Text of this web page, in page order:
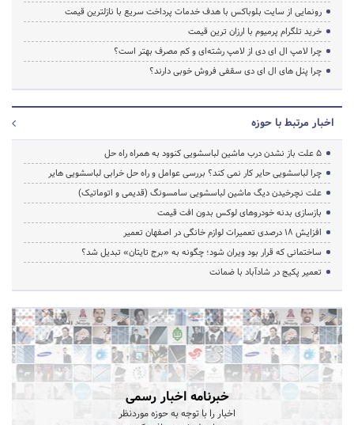
رونمایی از سایت بلوباکس با هدف خدمات پرداخت سریع با نازلترین قیمت
خرید تلگرام پرمیوم با ارزان ترین قیمت
چرا لامپ ال ای دی از لامپ رشته‌ای و کم مصرف بهتر است؟
چرا پنل های ال ای دی سقفی فروش خوبی دارند؟
اخبار مرتبط با حوزه
5 علت باز نشدن درب ماشین لباسشویی کنوود به همراه راه حل
چرا لباسشویی حایر کار نمی کند؟ بررسی عوامل و راه حل خرابی لباسشویی هایر
علت نچرخیدن دیگ ماشین لباسشویی سامسونگ (قدیمی و اتوماتیک)
بازسازی بدنه خودروهای لوکس بدون افت قیمت
افزایش ۱۸ درصدی تعمیرات لوازم خانگی در اصفهان تعمیر
ساختمانی که قرار بود ویران شود؛ چگونه به «برج تایتان» تبدیل شد؟
تعمیر پکیج در شادآباد با ضمانت
خبرنامه اخبار رسمی
اخبار را با توجه به حوزه موردنظر